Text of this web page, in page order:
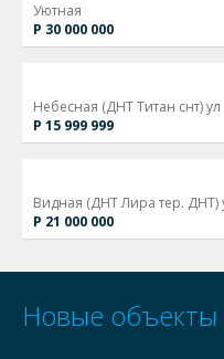
Уютная
Р 30 000 000
Небесная (ДНТ Титан снт) ул
Р 15 999 999
Видная (ДНТ Лира тер. ДНТ)
Р 21 000 000
Новые объекты